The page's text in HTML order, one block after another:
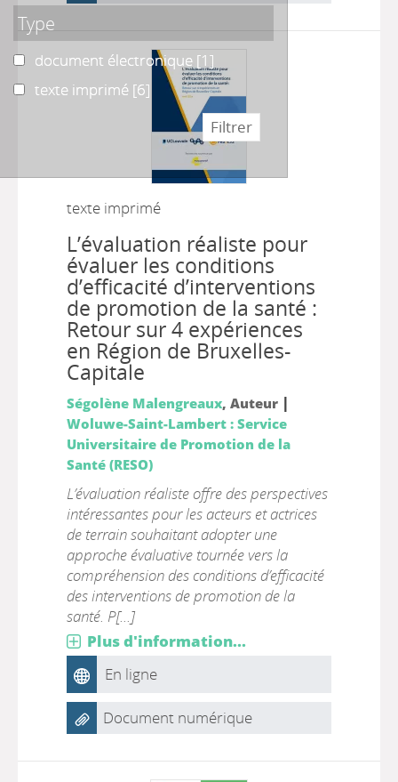
texte imprimé
L’évaluation réaliste pour
évaluer les conditions
d’efficacité d’interventions
de promotion de la santé :
Retour sur 4 expériences
en Région de Bruxelles-
Capitale
Ségolène Malengreaux, Auteur |
Woluwe-Saint-Lambert : Service
Universitaire de Promotion de la
Santé (RESO)
L’évaluation réaliste offre des perspectives
intéressantes pour les acteurs et actrices
de terrain souhaitant adopter une
approche évaluative tournée vers la
compréhension des conditions d’efficacité
des interventions de promotion de la
santé. P[...]
Plus d'information...
En ligne
Document numérique
Type
document électronique
document électronique [1]
texte imprimé
texte imprimé [6]